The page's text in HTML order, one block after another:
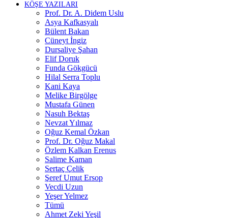
KÖŞE YAZILARI
Prof. Dr. A. Didem Uslu
Asya Kafkasyalı
Bülent Bakan
Cüneyt İngiz
Dursaliye Şahan
Elif Doruk
Funda Gökgücü
Hilal Serra Toplu
Kani Kaya
Melike Birgölge
Mustafa Günen
Nasuh Bektaş
Nevzat Yılmaz
Oğuz Kemal Özkan
Prof. Dr. Oğuz Makal
Özlem Kalkan Erenus
Salime Kaman
Sertaç Çelik
Şeref Umut Ersop
Vecdi Uzun
Yeşer Yelmez
Tümü
Ahmet Zeki Yeşil